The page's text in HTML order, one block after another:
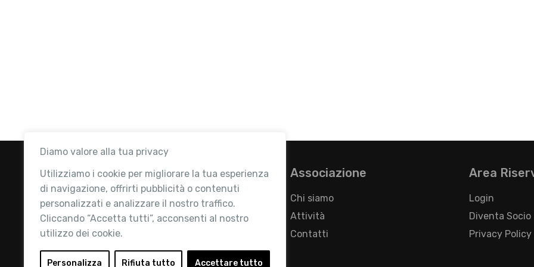
Diamo valore alla tua privacy
Utilizziamo i cookie per migliorare la tua esperienza
di navigazione, offrirti pubblicità o contenuti
personalizzati e analizzare il nostro traffico.
Cliccando “Accetta tutti”, acconsenti al nostro
utilizzo dei cookie.
Personalizza Rifiuta tutto Accettare tutto
Retail Institute Italy è l’Associazione di
riferimento per l'Ecosistema Retail: la nostra
Associazione
Chi siamo
Attività
Contatti
Area
Login
Diventa Socio
Privacy Policy